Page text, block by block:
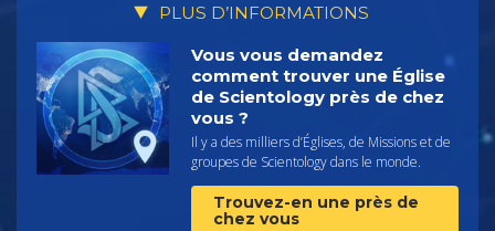
PLUS D’INFORMATIONS
Vous vous demandez
comment trouver une Église
de Scientology près de chez
vous ?
Il y a des milliers d’Églises, de Missions et de
groupes de Scientology dans le monde.
Trouvez-en une près de
chez vous